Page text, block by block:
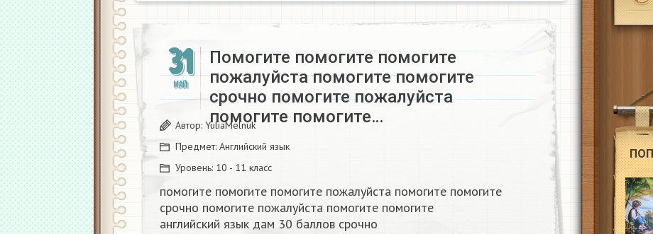
31
МАЙ
Помогите помогите помогите
пожалуйста помогите помогите
срочно помогите пожалуйста
помогите помогите…
Автор: YuliaMelnuk
Предмет: Английский язык
Уровень: 10 - 11 класс
помогите помогите помогите пожалуйста помогите помогите
срочно помогите пожалуйста помогите помогите
английский язык дам 30 баллов срочно ​